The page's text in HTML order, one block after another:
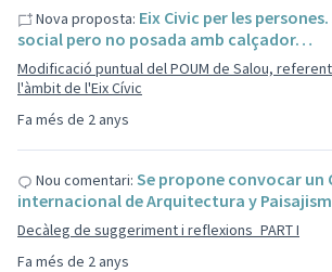
Fa més de 2 anys
Nova proposta: Eix Civic per les
social pero no posada amb calçador…
Modificació puntual del POUM de Salou,
l'àmbit de l'Eix Cívic
Fa més de 2 anys
Nou comentari: Se propone convocar un
internacional de Arquitectura y
Decàleg de suggeriment i reflexions_PART I